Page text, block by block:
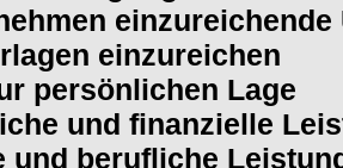
einzureichende
einzureichen
persönlichen Lage
und finanzielle
und berufliche